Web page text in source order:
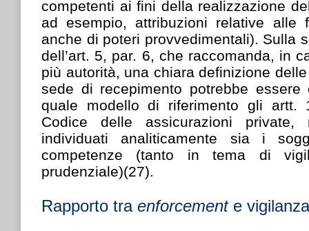
competenti ai fini della realizzazione
ad esempio, attribuzioni relative alle
anche di poteri provvedimentali). Sulla
dell’art. 5, par. 6, che raccomanda, in
più autorità, una chiara definizione
sede di recepimento potrebbe essere
quale modello di riferimento gli
Codice delle assicurazioni private,
individuati analiticamente sia i
competenze (tanto in tema di
prudenziale)(27).
Rapporto tra enforcement e vigilanza